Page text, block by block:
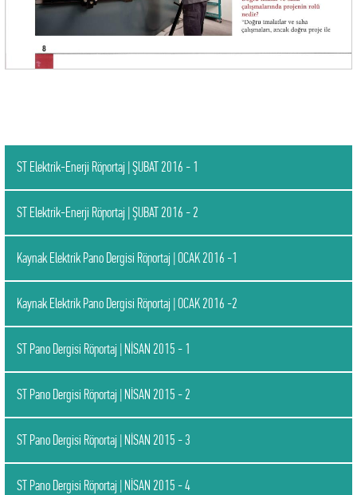
ST Elektrik-Enerji Röportaj | ŞUBAT 2016 - 1
ST Elektrik-Enerji Röportaj | ŞUBAT 2016 - 2
Kaynak Elektrik Pano Dergisi Röportaj | OCAK 2016 -1
Kaynak Elektrik Pano Dergisi Röportaj | OCAK 2016 -2
ST Pano Dergisi Röportaj | NİSAN 2015 - 1
ST Pano Dergisi Röportaj | NİSAN 2015 - 2
ST Pano Dergisi Röportaj | NİSAN 2015 - 3
ST Pano Dergisi Röportaj | NİSAN 2015 - 4